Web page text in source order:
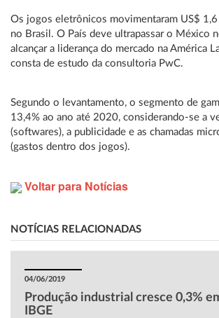
Os jogos eletrônicos movimentaram US$
no Brasil. O País deve ultrapassar o México
alcançar a liderança do mercado na América
consta de estudo da consultoria PwC.
Segundo o levantamento, o segmento de
13,4% ao ano até 2020, considerando-se a
(softwares), a publicidade e as chamadas
(gastos dentro dos jogos).
Voltar para Notícias
NOTÍCIAS RELACIONADAS
04/06/2019
Produção industrial cresce 0,3%
IBGE